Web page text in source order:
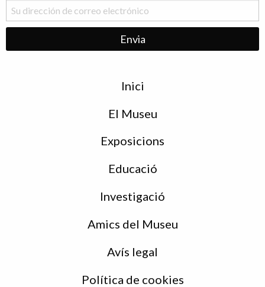
Inici
El Museu
Exposicions
Educació
Investigació
Amics del Museu
Avís legal
Política de cookies